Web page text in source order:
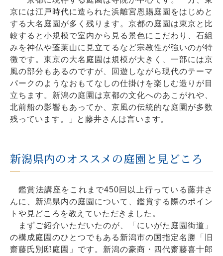
京には江戸時代に造られた浜離宮恩賜庭園をはじめと
する大名庭園が多く残ります。京都の庭園は東京と比
較すると小規模で室内から見る景色にこだわり、石組
みを神仏や蓬莱山に見立てるなど宗教性が強いのが特
徴です。東京の大名庭園は規模が大きく、一部には京
風の部分もあるのですが、回遊しながら現代のテーマ
パークのようなおもてなしの仕掛けを楽しむ造りが目
立ちます。新潟の庭園は京都の文化へのあこがれや、
北前船の影響もあってか、京風の伝統的な庭園が多数
残っています。」と藤井さんは言います。
新潟県内のオススメの庭園と見どころ
鑑賞法講座をこれまで450回以上行っている藤井さ
んに、新潟県内の庭園について、鑑賞する際のポイン
トや見どころを教えていただきました。
まずご紹介いただいたのが、「にいがた庭園街道」
の構成庭園のひとつでもある新潟市の国指定名勝「旧
齋藤氏別邸庭園」です。新潟の豪商・四代齋藤喜十郎